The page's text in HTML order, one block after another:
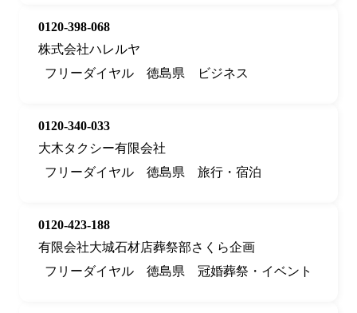
0120-398-068
株式会社ハレルヤ
フリーダイヤル
徳島県 ビジネス
0120-340-033
大木タクシー有限会社
フリーダイヤル
徳島県 旅行・宿泊
0120-423-188
有限会社大城石材店葬祭部さくら企画
フリーダイヤル
徳島県 冠婚葬祭・イベント